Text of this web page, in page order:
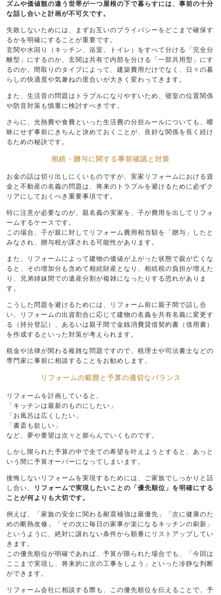
ズムや価値観の違う世帯が一つ屋根の下で暮らすには、事前の十分
な話し合いと計画が不可欠です。
失敗しないためには、まずお互いのプライバシーをどこまで確保す
るかを明確にすることが重要です。
玄関や水回り（キッチン、浴室、トイレ）をすべて分ける「完全分
離型」にするのか、玄関は共有で内部を分ける「一部共用型」にす
るのか。間取りのタイプによって、建築費用だけでなく、日々の暮
らしの快適度や気兼ねの度合いが大きく変わってきます。
また、生活音の問題はトラブルになりやすいため、寝室の位置関係
や防音対策も慎重に検討すべきです。
さらに、光熱費や食費といった生活費の分担ルールについても、曖
昧にせず事前にきちんと決めておくことが、良好な関係を長く続け
るための秘訣です。
相続・贈与に関する事前確認と対策
お金の話は切り出しにくいものですが、実家リフォームにおける資
金と不動産の名義の問題は、将来のトラブルを避けるために必ずク
リアにしておくべき重要事項です。
特に注意が必要なのが、親名義の実家を、子が費用を出してリフォ
ームするケースです。
この場合、子が親に対してリフォーム費用相当額を「贈与」したと
みなされ、贈与税が課される可能性があります。
また、リフォームによって建物の価値が上がった状態で親が亡くな
ると、その増加分も含めて相続財産となり、相続税の負担が増えた
り、兄弟姉妹間での遺産分割が複雑になったりする恐れがありま
す。
こうした問題を避けるためには、リフォーム前に親子間で話し合
い、リフォームの出資割合に応じて建物の名義を共有名義に変更す
る（持分登記）、あるいは親子間で金銭消費貸借契約書（借用書）
を作成するといった対策が考えられます。
税金や法律が関わる複雑な問題ですので、税理士や司法書士などの
専門家に事前に相談することをお勧めします。
リフォームの範囲と予算の適切なバランス
リフォームを計画していると、
「キッチンは最新のものにしたい」
「お風呂は広くしたい」
「書斎も欲しい」
など、夢や要望は次々と膨らんでいくものです。
しかし限られた予算の中で全ての希望を叶えようとすると、あっと
いう間に予算オーバーになってしまいます。
後悔しないリフォームを実現するためには、ご家族でしっかりと話
し合い、
リフォームで実現したいことの「優先順位」を明確にする
ことが何よりも大切です。
例えば、「家族の安全に関わる耐震補強は最優先」「次に健康のた
めの断熱改修」「その次に毎日の家事が楽になるキッチンの刷新」
というように、絶対に譲れない条件から順番にリストアップしてい
きます。
この優先順位が明確であれば、予算が限られた場合でも、「今回は
ここまで実現し、将来的に次の工事をしよう」といった冷静な判断
ができます。
リフォーム会社に相談する際も、この優先順位を伝えることで、予